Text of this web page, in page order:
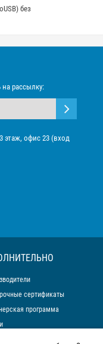
без
рассылку:
этаж, офис 23 (вход
сертификаты
программа